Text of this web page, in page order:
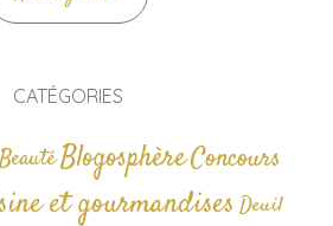
CATÉGORIES
BeautéBlogosphèreConcours
et gourmandises Deuil